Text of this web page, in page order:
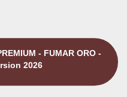
- FUMAR ORO -
2026